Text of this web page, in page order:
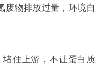
物排放过量，环境自
住上游，不让蛋白质